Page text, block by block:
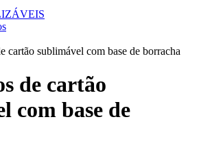
cartão sublimável com base de borracha
de cartão
com base de